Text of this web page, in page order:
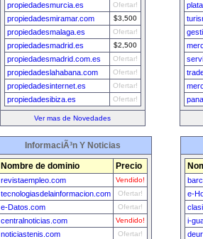
propiedadesmurcia.es Ofertar!
propiedadesmiramar.com $3,500
propiedadesmalaga.es Ofertar!
propiedadesmadrid.es $2,500
propiedadesmadrid.com.es Ofertar!
propiedadeslahabana.com Ofertar!
propiedadesinternet.es Ofertar!
propiedadesibiza.es Ofertar!
Ver mas de Novedades
InformaciÃ³n Y Noticias
Nombre de dominio Precio
revistaempleo.com Vendido!
tecnologiasdelainformacion.com Ofertar!
e-Datos.com Ofertar!
centralnoticias.com Vendido!
noticiastenis.com Ofertar!
e-
i-